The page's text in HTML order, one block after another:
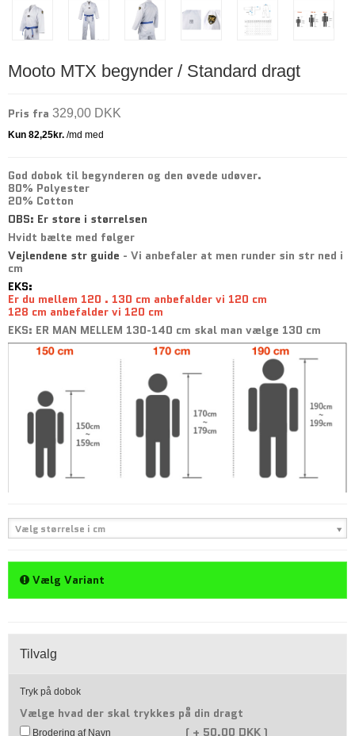
Mooto MTX begynder / Standard dragt
Pris fra 329,00 DKK
God dobok til begynderen og den øvede udøver.
80% Polyester
20% Cotton
OBS: Er store i størrelsen
Hvidt bælte med følger
Vejlendene str guide - Vi anbefaler at men runder sin str ned i
cm
EKS:
Er du mellem 120 . 130 cm anbefalder vi 120 cm
128 cm anbefalder vi 120 cm
EKS: ER MAN MELLEM 130-140 cm skal man vælge 130 cm
Vælg størrelse i cm
Vælg Variant
Tilvalg
Tryk på dobok
Vælge hvad der skal trykkes på din dragt
Brodering af Navn ( + 50,00 DKK )